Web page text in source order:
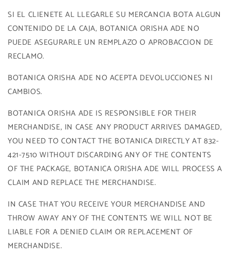
SI EL CLIENETE AL LLEGARLE SU MERCANCIA BOTA ALGUN
CONTENIDO DE LA CAJA, BOTANICA ORISHA ADE NO
PUEDE ASEGURARLE UN REMPLAZO O APROBACCION DE
RECLAMO.
BOTANICA ORISHA ADE NO ACEPTA DEVOLUCCIONES NI
CAMBIOS.
BOTANICA ORISHA ADE IS RESPONSIBLE FOR THEIR
MERCHANDISE, IN CASE ANY PRODUCT ARRIVES DAMAGED,
YOU NEED TO CONTACT THE BOTANICA DIRECTLY AT 832-
421-7510 WITHOUT DISCARDING ANY OF THE CONTENTS
OF THE PACKAGE, BOTANICA ORISHA ADE WILL PROCESS A
CLAIM AND REPLACE THE MERCHANDISE.
IN CASE THAT YOU RECEIVE YOUR MERCHANDISE AND
THROW AWAY ANY OF THE CONTENTS WE WILL NOT BE
LIABLE FOR A DENIED CLAIM OR REPLACEMENT OF
MERCHANDISE.